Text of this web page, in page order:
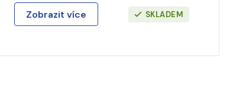
Zobrazit více SKLADEM